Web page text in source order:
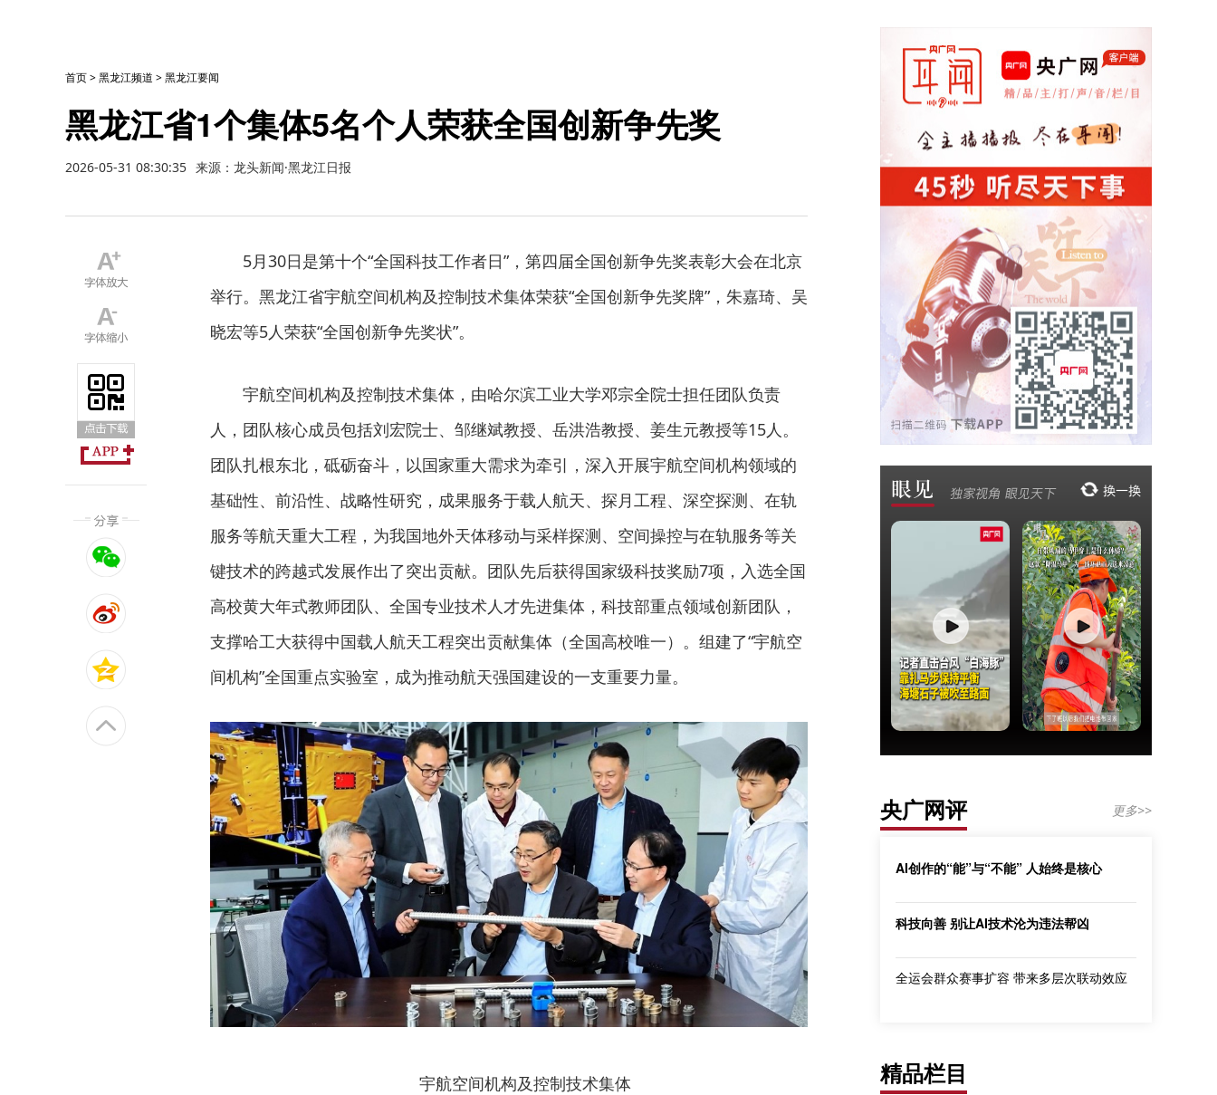
首页>黑龙江频道 >黑龙江要闻
黑龙江省1个集体5名个人荣获全国创新争先奖
2026-05-31 08:30:35 来源：龙头新闻·黑龙江日报
5月30日是第十个“全国科技工作者日”，第四届全国创新争先奖表彰大会在北京
举行。黑龙江省宇航空间机构及控制技术集体荣获“全国创新争先奖牌”，朱嘉琦、吴
晓宏等5人荣获“全国创新争先奖状”。
宇航空间机构及控制技术集体，由哈尔滨工业大学邓宗全院士担任团队负责
人，团队核心成员包括刘宏院士、邹继斌教授、岳洪浩教授、姜生元教授等15人。
团队扎根东北，砥砺奋斗，以国家重大需求为牵引，深入开展宇航空间机构领域的
基础性、前沿性、战略性研究，成果服务于载人航天、探月工程、深空探测、在轨
服务等航天重大工程，为我国地外天体移动与采样探测、空间操控与在轨服务等关
键技术的跨越式发展作出了突出贡献。团队先后获得国家级科技奖励7项，入选全国
高校黄大年式教师团队、全国专业技术人才先进集体，科技部重点领域创新团队，
支撑哈工大获得中国载人航天工程突出贡献集体（全国高校唯一）。组建了“宇航空
间机构”全国重点实验室，成为推动航天强国建设的一支重要力量。
宇航空间机构及控制技术集体
央广网评 更多>>
AI创作的“能”与“不能” 人始终是核心
科技向善 别让AI技术沦为违法帮凶
全运会群众赛事扩容 带来多层次联动效应
精品栏目